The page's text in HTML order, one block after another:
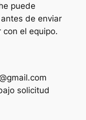
puede
de enviar
el equipo.
solicitud